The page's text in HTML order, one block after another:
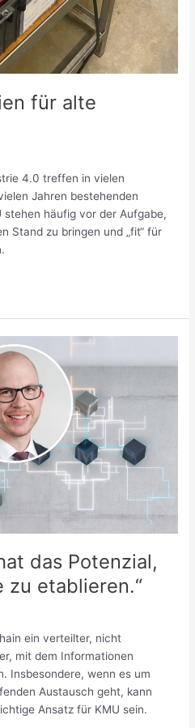
für alte
4.0 treffen in vielen
Jahren bestehenden
stehen häufig vor der Aufgabe,
Stand zu bringen und „fit“ für
das Potenzial,
zu etablieren.“
ein verteilter, nicht
mit dem Informationen
Insbesondere, wenn es um
Austausch geht, kann
Ansatz für KMU sein.